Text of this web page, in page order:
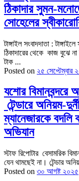
ঠিকাদার সুমন-
সোহেলের
টাঙ্গাইল সংবাদদাতা :
ঠিকাদারের থেকে কাজ বুঝে
টাক ...
Posted on ২৫ সেপ্টেম্বার
যশোর বিমানবন্দরে
টেন্ডারে অনিয়ম-
ম্যানেজারকে
অভিযান
স্টাফ রিপোটার বেসামরিক
যেন থামছেই না। টেন্ডার
Posted on ৩০ আগষ্ট ২০২৫